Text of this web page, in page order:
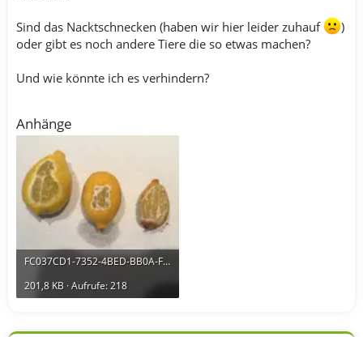
Sind das Nacktschnecken (haben wir hier leider zuhauf
)
oder gibt es noch andere Tiere die so etwas machen?
Und wie könnte ich es verhindern?
Anhänge
FC037CD1-7352-4BED-BB0A-F4108DCF4F89.webp
201,8 KB · Aufrufe: 218